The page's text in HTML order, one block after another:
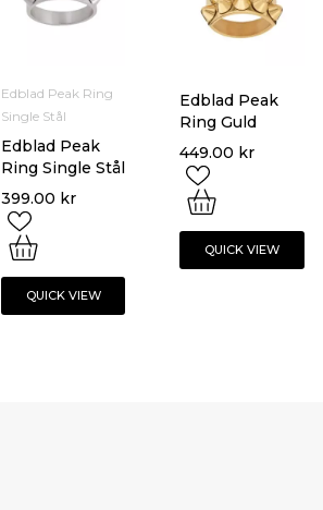
Edblad Peak
Ring Guld
449.00 kr
QUICK VIEW
Edblad Peak Ring
Single Stål
Edblad Peak
Ring Single Stål
399.00 kr
QUICK VIEW